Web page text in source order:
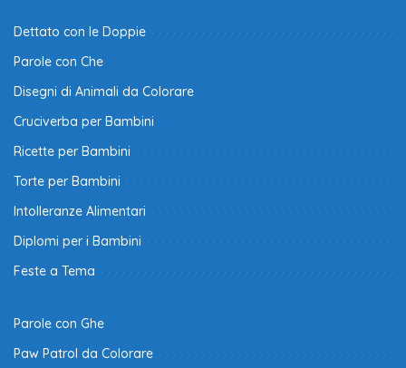
Dettato con le Doppie
Parole con Che
Disegni di Animali da Colorare
Cruciverba per Bambini
Ricette per Bambini
Torte per Bambini
Intolleranze Alimentari
Diplomi per i Bambini
Feste a Tema
Parole con Ghe
Paw Patrol da Colorare